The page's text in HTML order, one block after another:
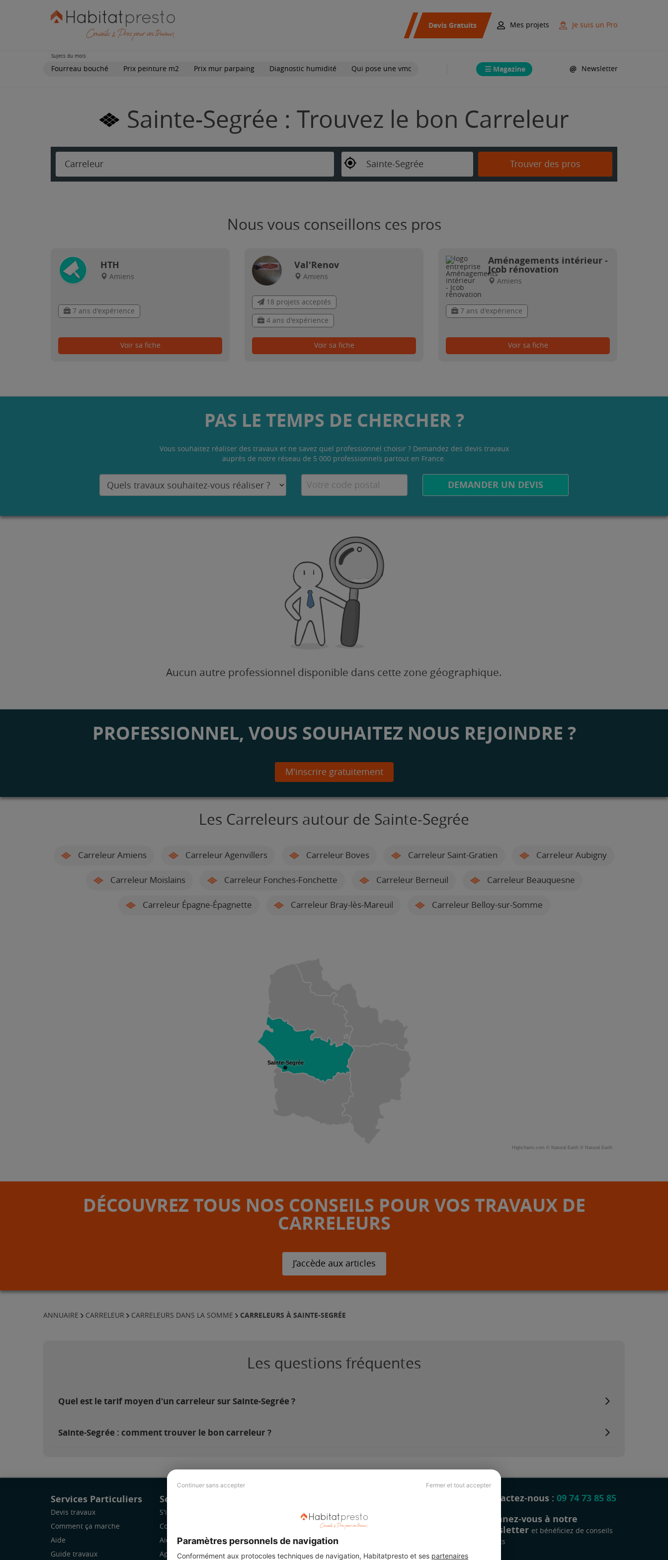
Continuer sans accepter Fermer et tout accepter
Paramètres personnels de navigation
Conformément aux protocoles techniques de navigation, Habitatpresto et ses partenaires
Devis Gratuits Mes projets Je suis un Pro
Sujets du mois
Fourreau bouché Prix peinture m2 Prix mur parpaing Diagnostic humidité Qui pose une vmc Magazine Newsletter
Sainte-Segrée : Trouvez le bon Carreleur
Carreleur Sainte-Segrée Trouver des pros
Nous vous conseillons ces pros
HTH
Amiens
7 ans d'expérience
Voir sa fiche
Val'Renov
Amiens
18 projets acceptés
4 ans d'expérience
Voir sa fiche
Aménagements intérieur -
Jcob rénovation
Amiens
7 ans d'expérience
Voir sa fiche
PAS LE TEMPS DE CHERCHER ?
Vous souhaitez réaliser des travaux et ne savez quel professionnel choisir ? Demandez des devis travaux
auprès de notre réseau de 5 000 professionnels partout en France.
DEMANDER UN DEVIS
Aucun autre professionnel disponible dans cette zone géographique.
PROFESSIONNEL, VOUS SOUHAITEZ NOUS REJOINDRE ?
M'inscrire gratuitement
Les Carreleurs autour de Sainte-Segrée
Carreleur Amiens Carreleur Agenvillers Carreleur Boves Carreleur Saint-Gratien Carreleur Aubigny
Carreleur Moislains Carreleur Fonches-Fonchette Carreleur Berneuil Carreleur Beauquesne
Carreleur Épagne-Épagnette Carreleur Bray-lès-Mareuil Carreleur Belloy-sur-Somme
Sainte-Segrée
Highcharts.com © Natural Earth © Natural Earth
DÉCOUVREZ TOUS NOS CONSEILS POUR VOS TRAVAUX DE
CARRELEURS
J’accède aux articles
ANNUAIRE CARRELEUR CARRELEURS DANS LA SOMME CARRELEURS À SAINTE-SEGRÉE
Les questions fréquentes
Quel est le tarif moyen d'un carreleur sur Sainte-Segrée ?
Sainte-Segrée : comment trouver le bon carreleur ?
Services Particuliers
Devis travaux
Comment ça marche
Aide
Guide travaux
Services Pro
S'inscrire
Comment ça marche
Aide
Application Mobile
Revue de presse
Légal
Contactez-nous : 09 74 73 85 85
Abonnez-vous à notre
newsletter et bénéficiez de conseils
gratuits